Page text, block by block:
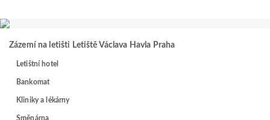
Zázemí na letišti Letiště Václava Havla Praha
Letištní hotel
Bankomat
Kliniky a lékárny
Směnárna